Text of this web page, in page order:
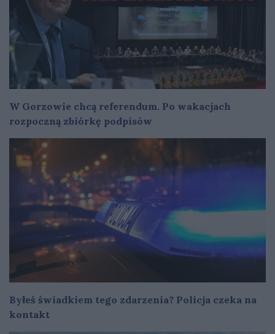
W Gorzowie chcą referendum. Po wakacjach
rozpoczną zbiórkę podpisów
Byłeś świadkiem tego zdarzenia? Policja czeka na
kontakt